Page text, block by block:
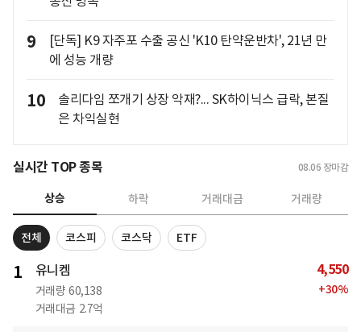
9
[단독] K9 자주포 수출 공신 'K10 탄약운반차', 21년 만
에 성능 개량
10
솔리다임 쪼개기 상장 악재?... SK하이닉스 급락, 본질
은 차익실현
실시간 TOP 종목 08.06 장마감
상승 하락 거래대금 거래량
전체 코스피 코스닥 ETF
1 유니켐
거래량 60,138
거래대금 2.7억
4,550
+30%